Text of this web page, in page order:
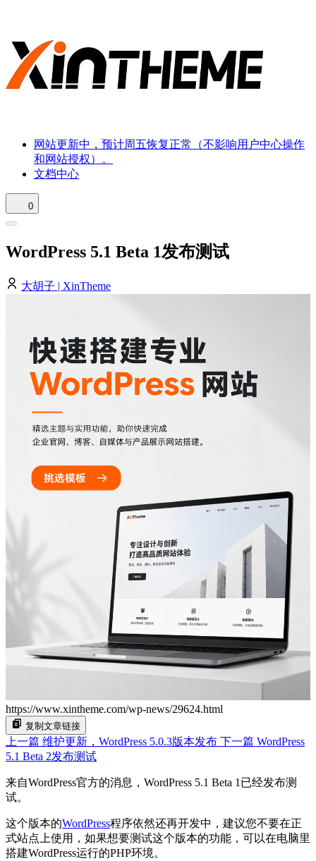
网站更新中，预计周五恢复正常（不影响用户中心操作
和网站授权）。
文档中心
0
WordPress 5.1 Beta 1发布测试
大胡子 | XinTheme
https://www.xintheme.com/wp-news/29624.html
复制文章链接
上一篇 维护更新，WordPress 5.0.3版本发布 下一篇 WordPress
5.1 Beta 2发布测试
来自WordPress官方的消息，WordPress 5.1 Beta 1已经发布测
试。
这个版本的WordPress程序依然还再开发中，建议您不要在正
式站点上使用，如果想要测试这个版本的功能，可以在电脑里
搭建WordPress运行的PHP环境。